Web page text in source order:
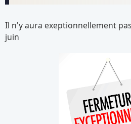
Il n'y aura exeptionnellement
juin